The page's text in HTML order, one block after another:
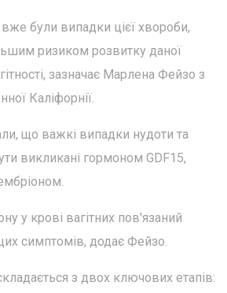
вже були випадки цієї хвороби,
ризиком розвитку даної
зазначає Марлена Фейзо з
Каліфорнії.
що важкі випадки нудоти та
викликані гормоном GDF15,
у крові вагітних пов'язаний
симптомів, додає Фейзо.
з двох ключових етапів: